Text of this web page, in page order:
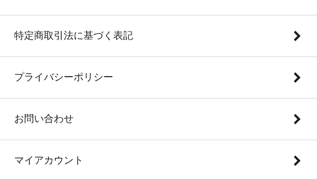
特定商取引法に基づく表記
プライバシーポリシー
お問い合わせ
マイアカウント